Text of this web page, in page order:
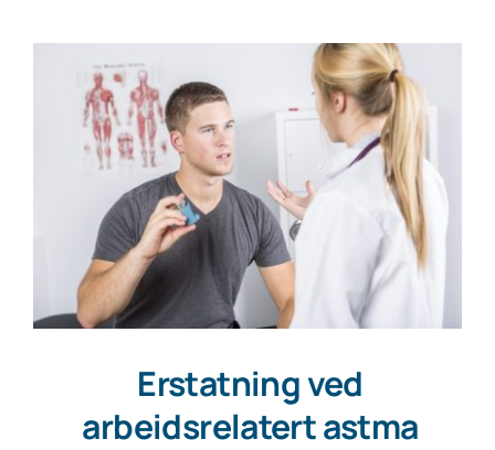
Erstatning ved
arbeidsrelatert astma